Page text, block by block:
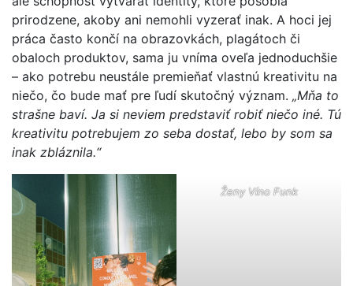
prirodzene, akoby ani nemohli vyzerať inak. A hoci jej
práca často končí na obrazovkách, plagátoch či
obaloch produktov, sama ju vníma oveľa jednoduchšie
– ako potrebu neustále premieňať vlastnú kreativitu na
niečo, čo bude mať pre ľudí skutočný význam. „Mňa to
strašne baví. Ja si neviem predstaviť robiť niečo iné. Tú
kreativitu potrebujem zo seba dostať, lebo by som sa
inak zbláznila.“
Ženy Víno Funk